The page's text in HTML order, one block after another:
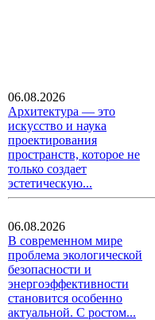
06.08.2026
Архитектура — это
искусство и наука
проектирования
пространств, которое не
только создает
эстетическую...
06.08.2026
В современном мире
проблема экологической
безопасности и
энергоэффективности
становится особенно
актуальной. С ростом...